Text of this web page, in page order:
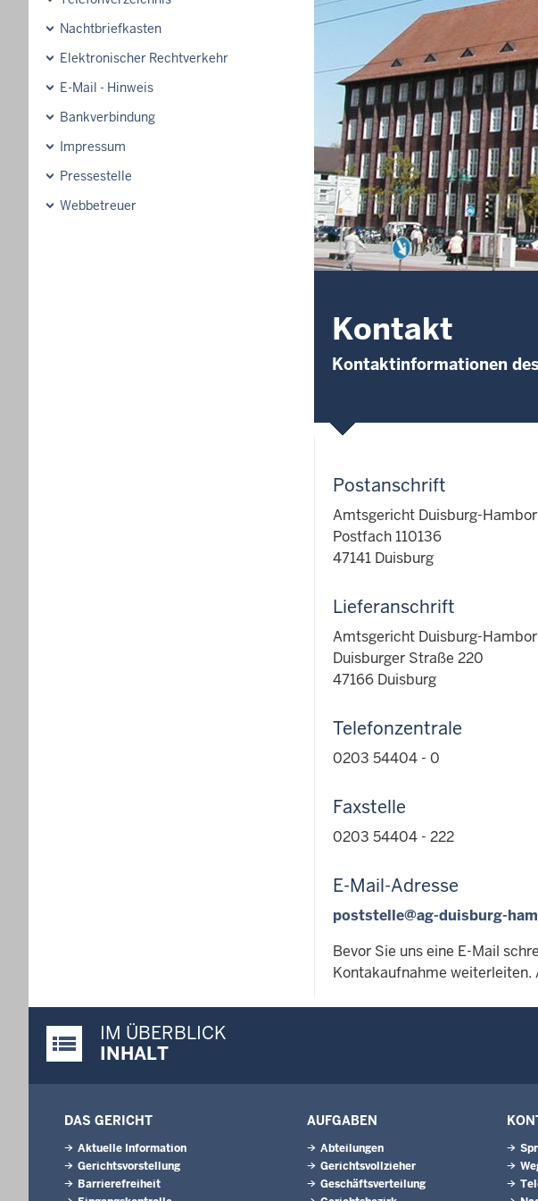
Nachtbriefkasten
Elektronischer Rechtverkehr
E-Mail - Hinweis
Bankverbindung
Impressum
Pressestelle
Webbetreuer
Kontakt
Kontaktinformationen
Postanschrift
Amtsgericht Duisburg-
Postfach 110136
47141 Duisburg
Lieferanschrift
Amtsgericht Duisburg-
Duisburger Straße 220
47166 Duisburg
Telefonzentrale
0203 54404 - 0
Faxstelle
0203 54404 - 222
E-Mail-Adresse
poststelle@ag-duisburg-
Bevor Sie uns eine E-Mail
Kontakaufnahme weiterleiten.
Justiz-Portal im Überblick:
IM ÜBERBLICK
INHALT
DAS GERICHT
Aktuelle Information
Gerichtsvorstellung
Barrierefreiheit
AUFGABEN
Abteilungen
Gerichtsvollzieher
Geschäftsverteilung